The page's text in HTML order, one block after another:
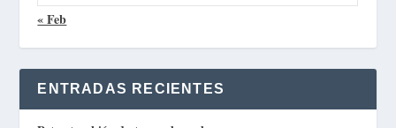
« Feb
ENTRADAS RECIENTES